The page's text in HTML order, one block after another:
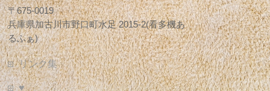
〒675-0019
兵庫県加古川市野口町水足 2015-2(看多機あ
るふぁ)
リンク集
♥